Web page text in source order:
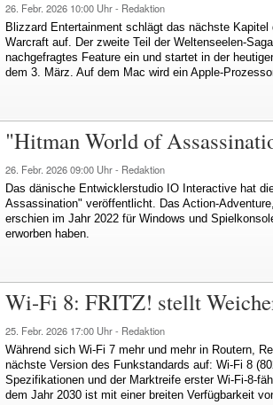
26. Febr. 2026 10:00 Uhr - Redaktion
Blizzard Entertainment schlägt das nächste
Warcraft auf. Der zweite Teil der Weltenseelen-
nachgefragtes Feature ein und startet in der
dem 3. März. Auf dem Mac wird ein Apple-
"Hitman World of
26. Febr. 202609:00 Uhr - Redaktion
Das dänische Entwicklerstudio IO Interactive hat
Assassination" veröffentlicht. Das Action-
erschien im Jahr 2022 für Windows und
erworben haben.
Wi-Fi 8: FRITZ! stellt
25. Febr. 2026 17:00 Uhr - Redaktion
Während sich Wi-Fi 7 mehr und mehr in Routern,
nächste Version des Funkstandards auf: Wi-Fi 8
Spezifikationen und der Marktreife erster Wi-Fi-8-
dem Jahr 2030 ist mit einer breiten Verfügbarkeit